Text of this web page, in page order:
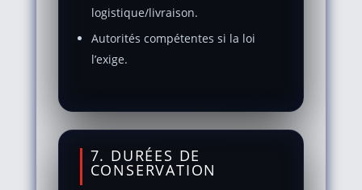
logistique/livraison.
Autorités compétentes si la loi
l’exige.
7. DURÉES DE
CONSERVATION